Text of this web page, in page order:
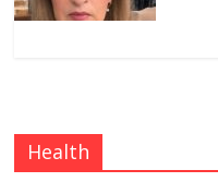
Health